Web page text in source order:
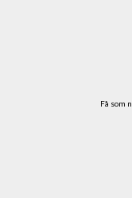
Få som